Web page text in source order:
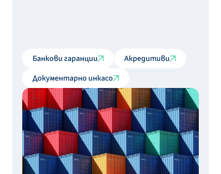
Банкови гаранции
Акредитиви
Документарно инкасо